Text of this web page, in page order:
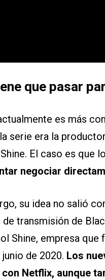
que pasar
es más
serie era la
El caso es que
negociar
su idea no salió
transmisión de
Shine, empresa
junio de 2020. Los
Netflix, aunque